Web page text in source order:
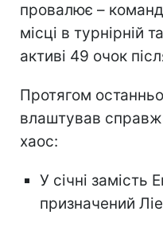
провалює –
місці в турнірній
активі 49 очок
Протягом
влаштував
хаос:
У січні замість
призначений